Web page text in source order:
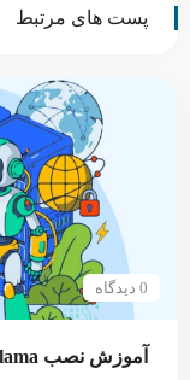
پست های مرتبط
0 دیدگاه